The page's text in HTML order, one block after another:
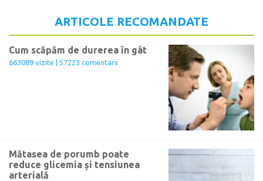
ARTICOLE RECOMANDATE
Cum scăpăm de durerea în gât
663089 vizite | 57223 comentarii
Mătasea de porumb poate
reduce glicemia și tensiunea
arterială